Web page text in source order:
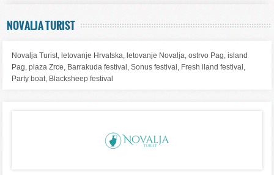
NOVALJA TURIST
Novalja Turist, letovanje Hrvatska, letovanje Novalja, ostrvo Pag, island
Pag, plaza Zrce, Barrakuda festival, Sonus festival, Fresh iland festival,
Party boat, Blacksheep festival